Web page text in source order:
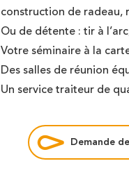
construction de radeau,
Ou de détente : tir à
Votre séminaire à la
Des salles de réunion
Un service traiteur de
Demande